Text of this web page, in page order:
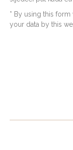
* By using this
your data by this